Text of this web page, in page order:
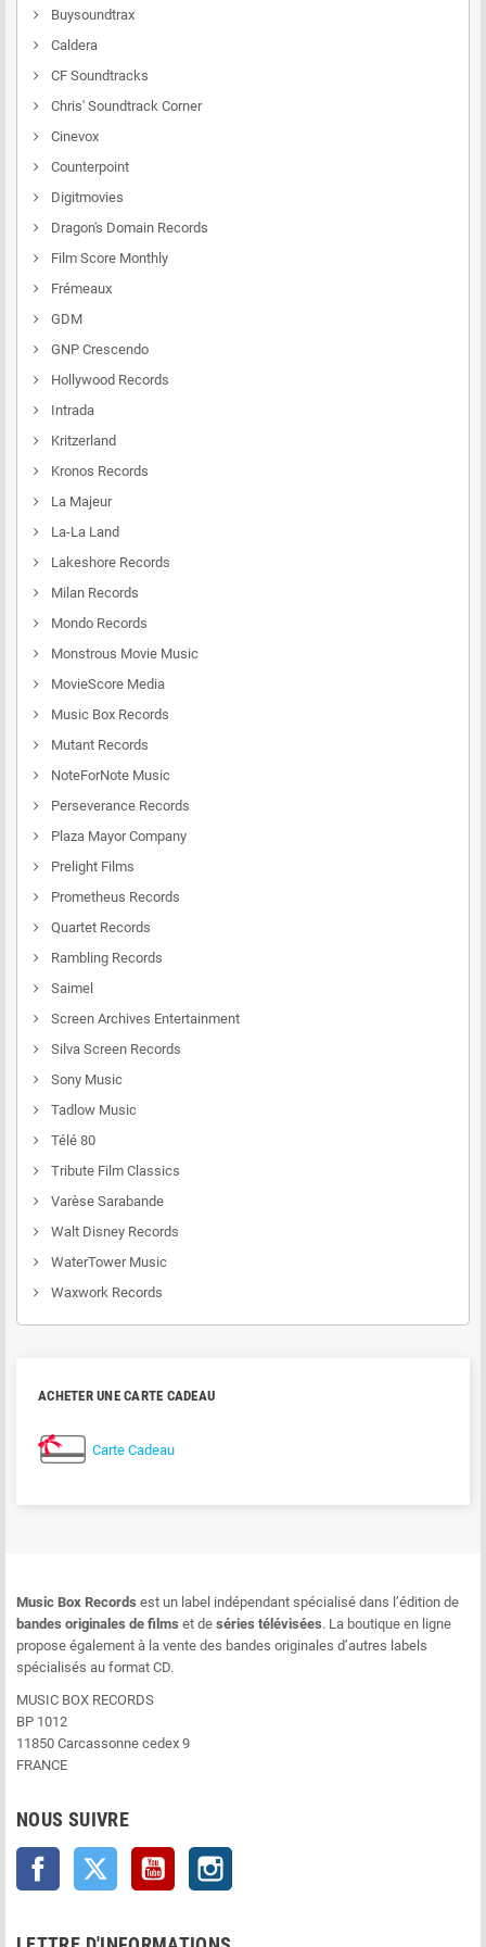
Buysoundtrax
Caldera
CF Soundtracks
Chris' Soundtrack Corner
Cinevox
Counterpoint
Digitmovies
Dragon's Domain Records
Film Score Monthly
Frémeaux
GDM
GNP Crescendo
Hollywood Records
Intrada
Kritzerland
Kronos Records
La Majeur
La-La Land
Lakeshore Records
Milan Records
Mondo Records
Monstrous Movie Music
MovieScore Media
Music Box Records
Mutant Records
NoteForNote Music
Perseverance Records
Plaza Mayor Company
Prelight Films
Prometheus Records
Quartet Records
Rambling Records
Saimel
Screen Archives Entertainment
Silva Screen Records
Sony Music
Tadlow Music
Télé 80
Tribute Film Classics
Varèse Sarabande
Walt Disney Records
WaterTower Music
Waxwork Records
ACHETER UNE CARTE CADEAU
Carte Cadeau
Music Box Records est un label indépendant spécialisé dans l’édition de
bandes originales de films et de séries télévisées. La boutique en ligne
propose également à la vente des bandes originales d’autres labels
spécialisés au format CD.
MUSIC BOX RECORDS
BP 1012
11850 Carcassonne cedex 9
FRANCE
NOUS SUIVRE
Facebook Twitter YouTube